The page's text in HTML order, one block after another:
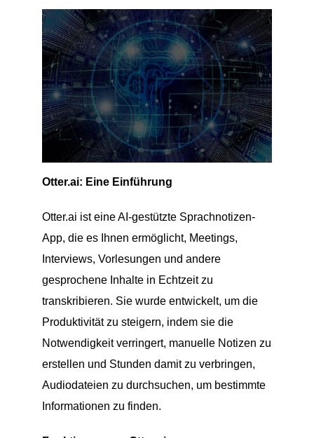
Otter.ai: Eine Einführung
Otter.ai ist eine AI-gestützte Sprachnotizen-
App, die es Ihnen ermöglicht, Meetings,
Interviews, Vorlesungen und andere
gesprochene Inhalte in Echtzeit zu
transkribieren. Sie wurde entwickelt, um die
Produktivität zu steigern, indem sie die
Notwendigkeit verringert, manuelle Notizen zu
erstellen und Stunden damit zu verbringen,
Audiodateien zu durchsuchen, um bestimmte
Informationen zu finden.